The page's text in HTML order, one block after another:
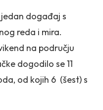
događaj s
reda i mira.
na području
dogodilo se 11
od kojih 6 (šest) s